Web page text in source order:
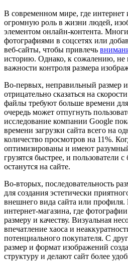
В современном мире, где
огромную роль в жизни людей,
элементом онлайн-контента.
фотографиями в соцсетях или
веб-сайты, чтобы привлечь
историю. Однако, к сожалению, не
важности контроля размера
Во-первых, неправильный размер
отрицательно сказаться на
файлы требуют больше времени
очередь может отпугнуть
исследование компании Google
времени загрузки сайта всего на
количество просмотров на 11%.
оптимизированы и имеют
грузятся быстрее, и пользователи
останутся на сайте.
Во-вторых, последовательность
для создания эстетически
внешнего вида сайта или профиля.
интернет-магазина, где
размеру и качеству. Визуальная
впечатление хаоса и
потенциального покупателя. С
размер и формат изображений
структуру и делают сайт более